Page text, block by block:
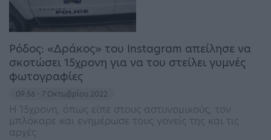
Ρόδος: «Δράκος» του Instagram απείλησε να
σκοτώσει 15χρονη για να του στείλει γυμνές
φωτογραφίες
09:56 - 7 Οκτωβρίου 2022
Η 15χρονη, όπως είπε στους αστυνομικούς, τον
μπλόκαρε και ενημέρωσε τους γονείς της και τις
αρχές